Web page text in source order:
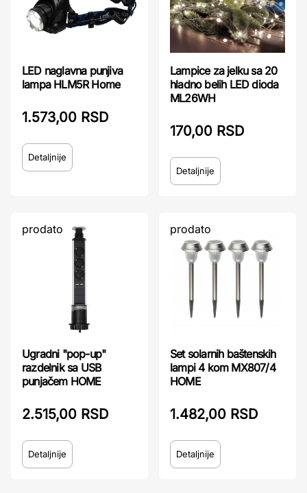
LED naglavna punjiva
lampa HLM5R Home
1.573,00 RSD
Detaljnije
Lampice za jelku sa 20
hladno belih LED dioda
ML26WH
170,00 RSD
Detaljnije
prodato
Ugradni "pop-up"
razdelnik sa USB
punjačem HOME
2.515,00 RSD
Detaljnije
prodato
Set solarnih baštenskih
lampi 4 kom MX807/4
HOME
1.482,00 RSD
Detaljnije